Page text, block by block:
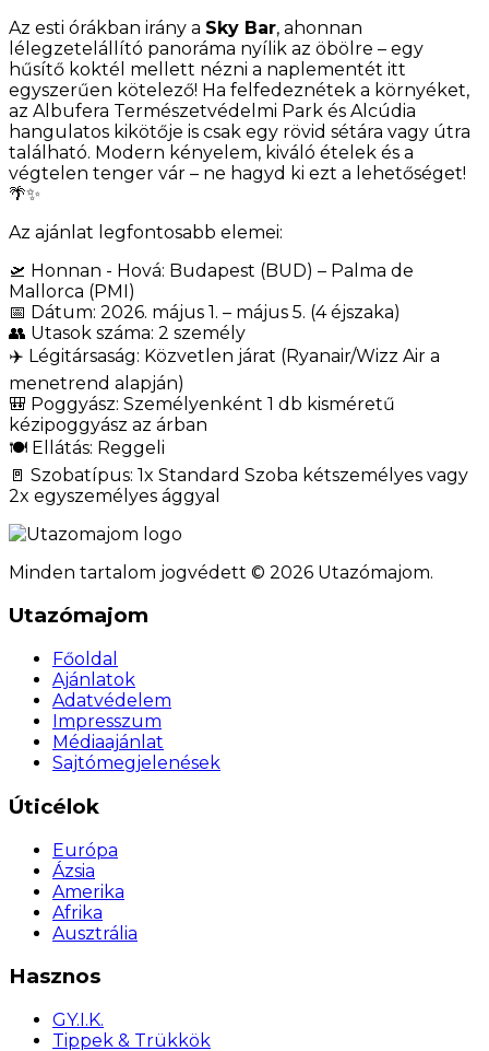
Az esti órákban irány a Sky Bar, ahonnan
lélegzetelállító panoráma nyílik az öbölre – egy
hűsítő koktél mellett nézni a naplementét itt
egyszerűen kötelező! Ha felfedeznétek a környéket,
az Albufera Természetvédelmi Park és Alcúdia
hangulatos kikötője is csak egy rövid sétára vagy útra
található. Modern kényelem, kiváló ételek és a
végtelen tenger vár – ne hagyd ki ezt a lehetőséget!
🌴✨
Az ajánlat legfontosabb elemei:
🛫 Honnan - Hová: Budapest (BUD) – Palma de
Mallorca (PMI)
📅 Dátum: 2026. május 1. – május 5. (4 éjszaka)
👥 Utasok száma: 2 személy
✈️ Légitársaság: Közvetlen járat (Ryanair/Wizz Air a
menetrend alapján)
🎒 Poggyász: Személyenként 1 db kisméretű
kézipoggyász az árban
🍽️ Ellátás: Reggeli
🚪 Szobatípus: 1x Standard Szoba kétszemélyes vagy
2x egyszemélyes ággyal
Minden tartalom jogvédett © 2026 Utazómajom.
Utazómajom
Főoldal
Ajánlatok
Adatvédelem
Impresszum
Médiaajánlat
Sajtómegjelenések
Úticélok
Európa
Ázsia
Amerika
Afrika
Ausztrália
Hasznos
GY.I.K.
Tippek & Trükkök